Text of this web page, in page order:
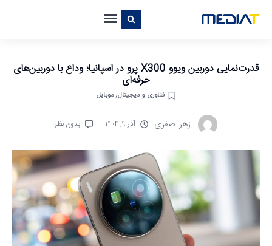
قدرت‌نمایی دوربین ویوو X300 پرو در اسپانیا؛ وداع با دوربین‌های
حرفه‌ای
فناوری و دیجیتال,موبایل
زهرا صفری آذر ۹, ۱۴۰۴ بدون نظر